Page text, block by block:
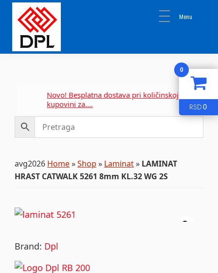
primary
navigation
main
content
primary
sidebar
DPL
Novo! Besplatna dostava pri količinskoj
kupovini za....
avg2026 Home»Shop » Laminat» LAMINAT
HRAST CATWALK 5261 8mm KL.32 WG 2S
Brand: Dpl
0
RSD0